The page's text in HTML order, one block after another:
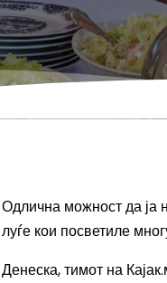
Одлична можност да ја
луѓе кои посветиле
Денеска, тимот на